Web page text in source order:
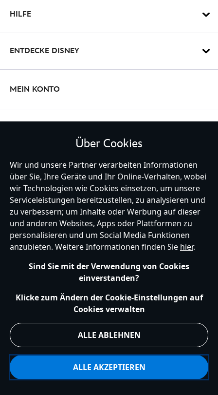
415150171348.html
HILFE
ENTDECKE DISNEY
MEIN KONTO
Germany
Hilfe Nutzungsbedingungen Datenschutzerklärung
Site Map
Richtlinien für Cookies
EU Datenschutzhinweis
Impressum
Allgemeine Verkaufsbedingungen
Über Cookies
Wir und unsere Partner verarbeiten Informationen
über Sie, Ihre Geräte und Ihr Online-Verhalten, wobei
wir Technologien wie Cookies einsetzen, um unsere
Serviceleistungen bereitzustellen, zu analysieren und
zu verbessern; um Inhalte oder Werbung auf dieser
und anderen Websites, Apps oder Plattformen zu
personalisieren und um Social Media Funktionen
anzubieten. Weitere Informationen finden Sie hier.
Sind Sie mit der Verwendung von Cookies
einverstanden?
Klicke zum Ändern der Cookie-Einstellungen auf
Cookies verwalten
ALLE ABLEHNEN
ALLE AKZEPTIEREN